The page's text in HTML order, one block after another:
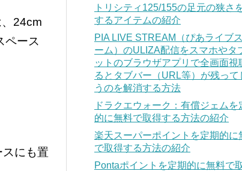
24cm
ペース
にも置
トリシティ125/155の足元の狭さ
するアイテムの紹介
PIA LIVE STREAM（ぴあライブ
ーム）のULIZA配信をスマホやタ
ットのブラウザアプリで全画面視
るとタブバー（URL等）が残って
うのを解消する方法
ドラクエウォーク：有償ジェムを
的に無料で取得する方法の紹介
楽天スーパーポイントを定期的に
で取得する方法の紹介
Pontaポイントを定期的に無料で